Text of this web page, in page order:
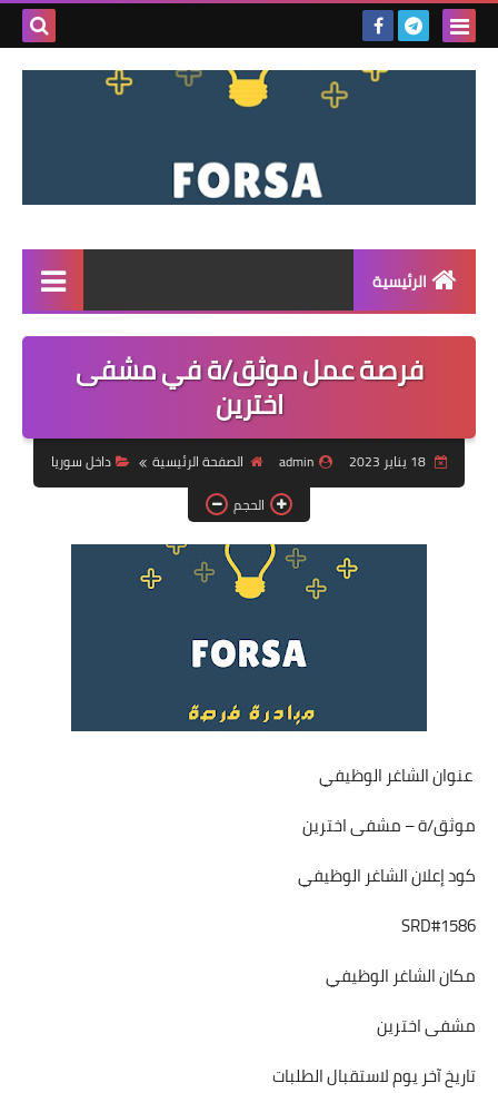
بحث
الرئيسية
القائمة
مناقصات
فرص عمل داخل سوريا
فرص عمل في تركيا
فرص عمل في العراق
فرص عمل في اليمن
دورات تدريبية
فرصة عمل موثق/ة في مشفى
اخترين
18 يناير 2023 admin الصفحة الرئيسية
داخل سوريا
الحجم
عنوان الشاغر الوظيفي
موثق/ة – مشفى اخترين
كود إعلان الشاغر الوظيفي
SRD#1586
مكان الشاغر الوظيفي
مشفى اخترين
تاريخ آخر يوم لاستقبال الطلبات